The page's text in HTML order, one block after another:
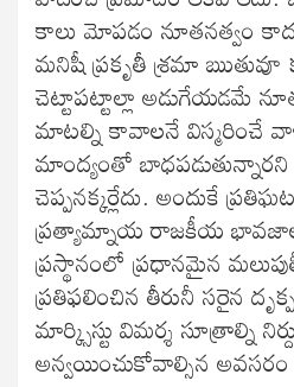
కాలు మోపడం నూతనత్వం
మనిషీ ప్రకృతీ శ్రమా ఋతువూ
చెట్టాపట్టాల్లా అడుగేయడమే
మాటల్ని కావాలనే విస్మరించే
మాంద్యంతో బాధపడుతున్నారని
చెప్పనక్కర్లేదు. అందుకే
ప్రత్యామ్నాయ రాజకీయ
ప్రస్థానంలో ప్రధానమైన
ప్రతిఫలించిన తీరునీ సరైన
మార్క్సిస్టు విమర్శ సూత్రాల్ని
అన్వయించుకోవాల్సిన అవసరం